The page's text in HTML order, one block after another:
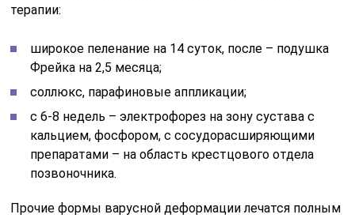
терапии:
широкое пеленание на 14 суток, после – подушка
Фрейка на 2,5 месяца;
соллюкс, парафиновые аппликации;
с 6-8 недель – электрофорез на зону сустава с
кальцием, фосфором, с сосудорасширяющими
препаратами – на область крестцового отдела
позвоночника.
Прочие формы варусной деформации лечатся полным